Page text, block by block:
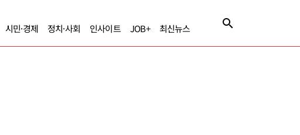
시민·경제 정치·사회 인사이트 JOB+ 최신뉴스